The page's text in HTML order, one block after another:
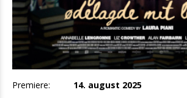
Premiere:
14. august 2025